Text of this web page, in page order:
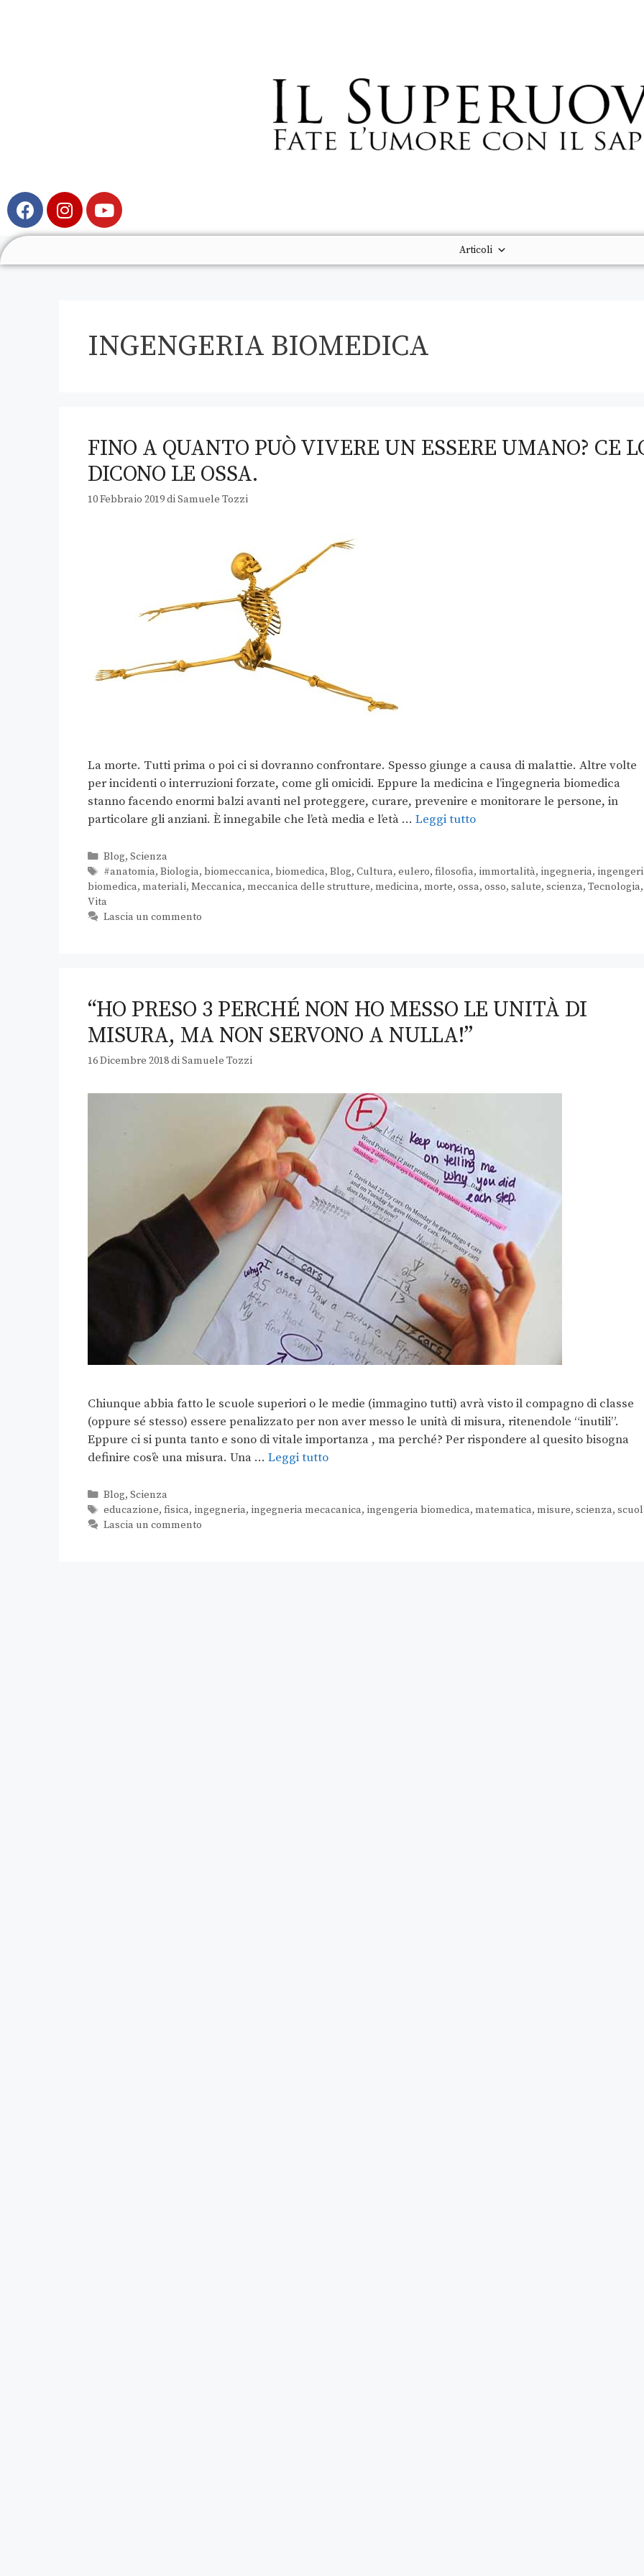
Articoli
INGENGERIA BIOMEDICA
FINO A QUANTO PUÒ VIVERE UN ESSERE UMANO? CE
DICONO LE OSSA.
10 Febbraio 2019diSamuele Tozzi
La morte. Tutti prima o poi ci si dovranno confrontare. Spesso giunge a causa di malattie. Altre volte
per incidenti o interruzioni forzate, come gli omicidi. Eppure la medicina e l’ingegneria biomedica
stanno facendo enormi balzi avanti nel proteggere, curare, prevenire e monitorare le persone, in
particolare gli anziani. È innegabile che l’età media e l’età … Leggi tutto
Blog, Scienza
#anatomia, Biologia, biomeccanica, biomedica, Blog, Cultura, eulero, filosofia, immortalità, ingegneria,
biomedica, materiali, Meccanica, meccanica delle strutture, medicina, morte, ossa, osso, salute, scienza, Tecnologia,
Vita
Lascia un commento
“HO PRESO 3 PERCHÉ NON HO MESSO LE UNITÀ DI
MISURA, MA NON SERVONO A NULLA!”
16 Dicembre 2018diSamuele Tozzi
Chiunque abbia fatto le scuole superiori o le medie (immagino tutti) avrà visto il compagno di classe
(oppure sé stesso) essere penalizzato per non aver messo le unità di misura, ritenendole “inutili”.
Eppure ci si punta tanto e sono di vitale importanza , ma perché? Per rispondere al quesito bisogna
definire cos’è una misura. Una … Leggi tutto
Blog, Scienza
educazione, fisica, ingegneria, ingegneria mecacanica, ingengeria biomedica, matematica, misure, scienza,
Lascia un commento